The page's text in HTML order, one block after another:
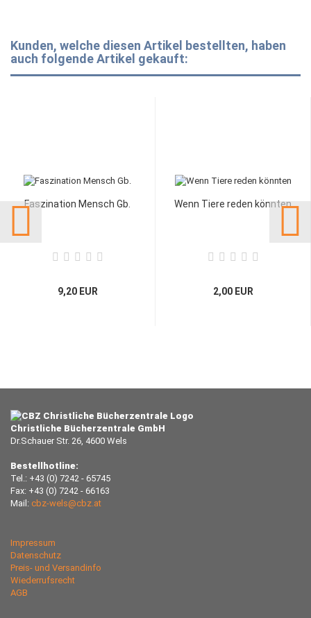
Kunden, welche diesen Artikel bestellten, haben
auch folgende Artikel gekauft:
Faszination Mensch Gb.
9,20 EUR
Wenn Tiere reden könnten
2,00 EUR
Christliche Bücherzentrale GmbH
Dr.Schauer Str. 26, 4600 Wels
Bestellhotline:
Tel.: +43 (0) 7242 - 65745
Fax: +43 (0) 7242 - 66163
Mail: cbz-wels@cbz.at
Impressum
Datenschutz
Preis- und Versandinfo
Wiederrufsrecht
AGB